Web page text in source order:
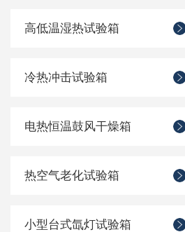
高低温湿热试验箱
冷热冲击试验箱
电热恒温鼓风干燥箱
热空气老化试验箱
小型台式氙灯试验箱